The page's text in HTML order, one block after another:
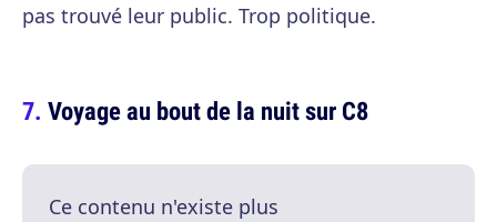
pas trouvé leur public. Trop politique.
Voyage au bout de la nuit sur C8
Ce contenu n'existe plus